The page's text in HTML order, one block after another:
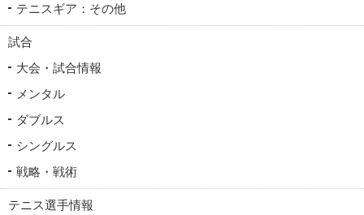
テニスギア：その他
試合
大会・試合情報
メンタル
ダブルス
シングルス
戦略・戦術
テニス選手情報